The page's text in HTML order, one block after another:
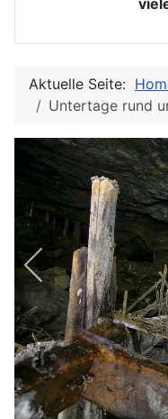
Aktuelle Seite:
Untertage rund